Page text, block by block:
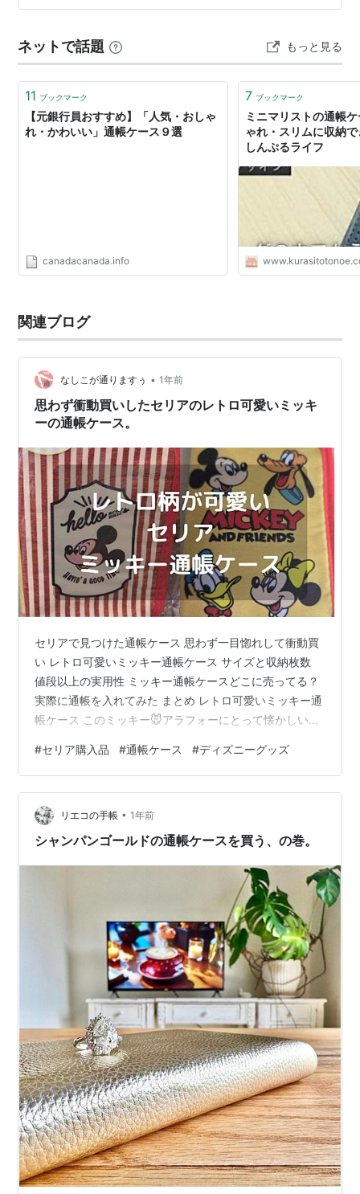
すっ！＞＜ いやね、 最初からついてくる通帳ケースです
りゃ？カードどこだ？となり 心臓に悪い状況に陥ること
がお～いわけです。 とりあえず 複数の口座を持っており
ますのでそれぞれ …
ネットで話題 もっと見る
11 ブックマーク
【元銀行員おすすめ】「人気・おしゃ
れ・かわいい」通帳ケース９選
canadacanada.info
7 ブックマーク
ミニマリストの通帳
ゃれ・スリムに収納
しんぷるライフ
関連ブログ
なしこが通りますぅ • 1年前
思わず衝動買いしたセリアのレトロ可愛いミッキ
ーの通帳ケース。
セリアで見つけた通帳ケース 思わず一目惚れして衝動買
い レトロ可愛いミッキー通帳ケース サイズと収納枚数
値段以上の実用性 ミッキー通帳ケースどこに売ってる？
実際に通帳を入れてみた まとめ レトロ可愛いミッキー通
帳ケース このミッキー🐭アラフォーにとって懐かしいデ
あるっ💨 とっさに手にとってみて確認すると”通帳ケー
ス”だということが判明✨ もう買うしかないっしょ～ もう
1種類もレトロで可愛いかった↓ サイズと収納枚数 パカ
っと開けてみると 通帳が入る大きめポケット２つカード
ポケットが２つ ついてます！ 収納サイズはそれぞれ大き
#セリア購入品 #通帳ケース #ディズニーグッズ
リエコの手帳 • 1年前
シャンパンゴールドの通帳ケースを買う、の巻。